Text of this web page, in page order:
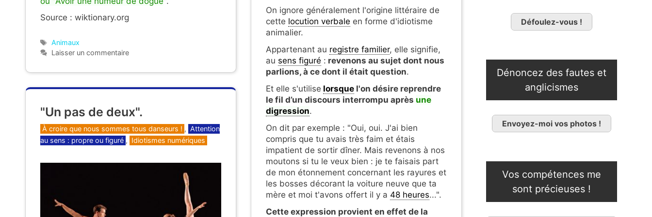
Source : wiktionary.org
Étiquettes
Animaux
Laisser un commentaire
On ignore généralement l'origine littéraire de
cette locution verbale en forme d'idiotisme
animalier.
Appartenant au registre familier, elle signifie,
au sens figuré : revenons au sujet dont nous
parlions, à ce dont il était question.
Et elle s'utilise lorsque l'on désire reprendre
le fil d’un discours interrompu après une
digression.
On dit par exemple : "Oui, oui. J'ai bien
compris que tu avais très faim et étais
impatient de sortir dîner. Mais revenons à nos
moutons si tu le veux bien : je te faisais part
de mon étonnement concernant les rayures et
les bosses décorant la voiture neuve que ta
mère et moi t'avons offert il y a 48 heures...".
Cette expression provient en effet de la
"Un pas de deux".
Catégories
À croire que nous sommes tous danseurs ! , Attention
au sens : propre ou figuré , Idiotismes numériques
Défoulez-vous !
Dénoncez des fautes et
anglicismes
Envoyez-moi vos photos !
Vos compétences me
sont précieuses !